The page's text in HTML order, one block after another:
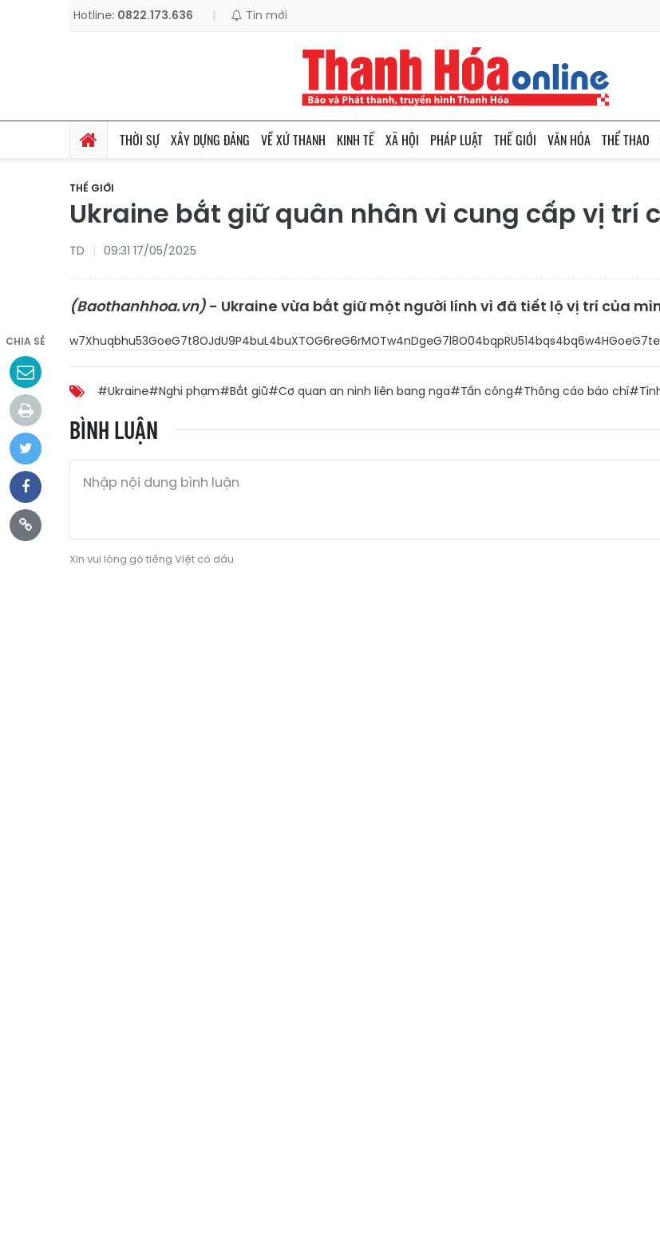
Hotline: 0822.173.636 | Tin mới
THỜI SỰ XÂY DỰNG ĐẢNG VỀ XỨ THANH KINH TẾ XÃ HỘI PHÁP LUẬT THẾ GIỚI VĂN HÓA THỂ THAO
THẾ GIỚI
Ukraine bắt giữ quân nhân vì cung cấp vị trí
TD 09:31 17/05/2025
(Baothanhhoa.vn) - Ukraine vừa bắt giữ một người lính vì đã tiết lộ vị trí của
CHIA SẺ
#Ukraine#Nghi phạm#Bắt giữ#Cơ quan an ninh liên bang nga#Tấn công#Thông cáo báo chí
BÌNH LUẬN
Xin vui lòng gõ tiếng Việt có dấu